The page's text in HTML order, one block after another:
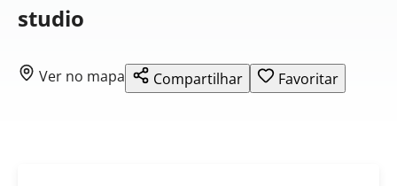
studio
Ver no mapa Compartilhar Favoritar